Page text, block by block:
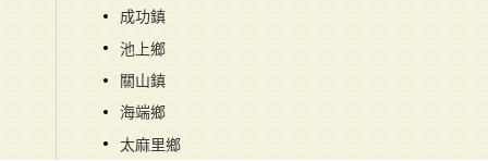
成功鎮
池上鄉
關山鎮
海端鄉
太麻里鄉